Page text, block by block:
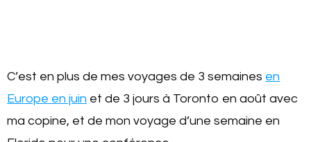
C’est en plus de mes voyages de 3 semaines en
Europe en juin et de 3 jours à Toronto en août avec
ma copine, et de mon voyage d’une semaine en